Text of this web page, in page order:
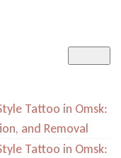
Tattoo in Omsk:
and Removal
Tattoo in Omsk: